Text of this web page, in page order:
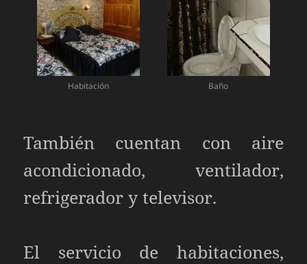
Habitación Baño
También cuentan con aire
acondicionado, ventilador,
refrigerador y televisor.
El servicio de habitaciones,